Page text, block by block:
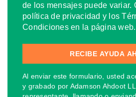
de los mensajes puede variar.
política de privacidad y los
Condiciones en la página web.
Al enviar este formulario, usted
y grabado por Adamson Ahdoot